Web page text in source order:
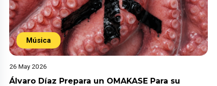
Música
26 May 2026
Álvaro Díaz Prepara un OMAKASE Para su